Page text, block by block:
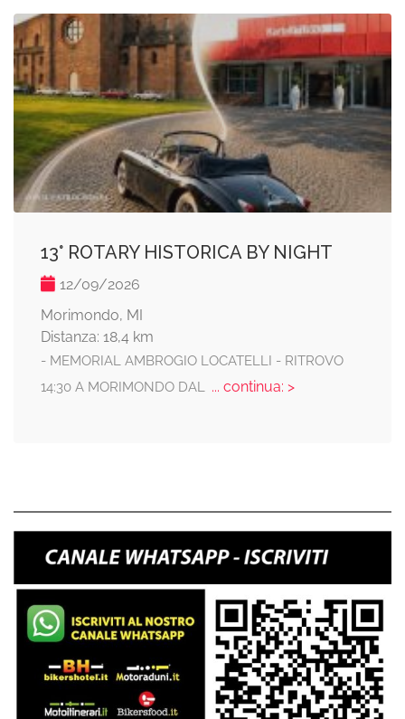
13° ROTARY HISTORICA BY NIGHT
12/09/2026
Morimondo, MI
Distanza: 18,4 km
- MEMORIAL AMBROGIO LOCATELLI - RITROVO
14:30 A MORIMONDO DAL ... continua: >